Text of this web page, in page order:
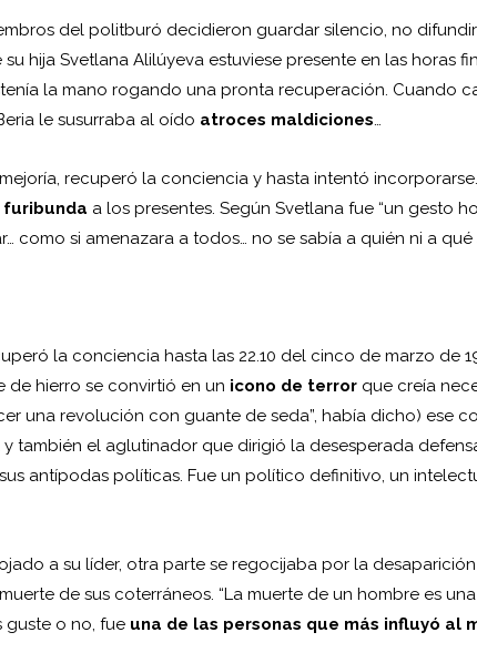
del politburó decidieron guardar silencio, no
hija Svetlana Alilúyeva estuviese presente en las horas
la mano rogando una pronta recuperación. Cuando
le susurraba al oído atroces maldiciones…
recuperó la conciencia y hasta intentó
furibunda a los presentes. Según Svetlana fue “un gesto
si amenazara a todos… no se sabía a quién ni a qué
la conciencia hasta las 22.10 del cinco de marzo de
de hierro se convirtió en un icono de terror que creía
una revolución con guante de seda”, había dicho) ese
también el aglutinador que dirigió la desesperada
antípodas políticas. Fue un político definitivo, un
a su líder, otra parte se regocijaba por la
de sus coterráneos. “La muerte de un hombre es
guste o no, fue una de las personas que más influyó al